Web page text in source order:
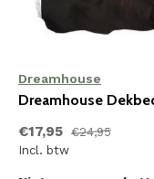
Dreamhouse
Dreamhouse
€17,95 €24,95
Incl. btw